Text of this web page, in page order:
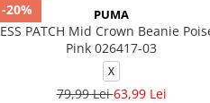
-20% PUMA
ESS PATCH Mid Crown Beanie
Pink 026417-03
X
79,99 Lei63,99 Lei